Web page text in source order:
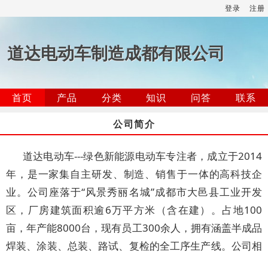
登录 注册
道达电动车制造成都有限公司
首页 产品 分类 知识 问答
联系
公司简介
道达电动车---绿色新能源电动车专注者，成立于2014
年，是一家集自主研发、制造、销售于一体的高科技企
业。公司座落于“风景秀丽名城”成都市大邑县工业开发
区，厂房建筑面积逾6万平方米（含在建）。占地100
亩，年产能8000台，现有员工300余人，拥有涵盖半成品
焊装、涂装、总装、路试、复检的全工序生产线。公司相